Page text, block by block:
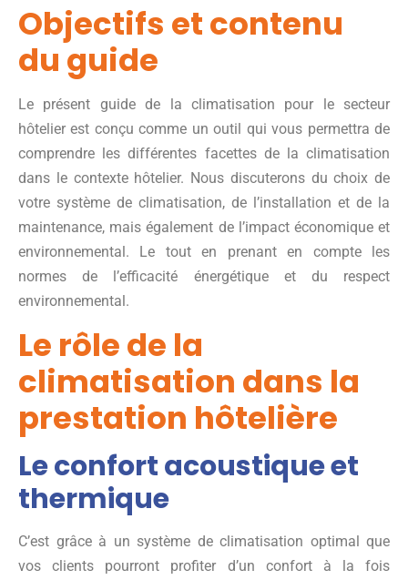
Objectifs et contenu
du guide
Le présent guide de la climatisation pour le secteur
hôtelier est conçu comme un outil qui vous permettra de
comprendre les différentes facettes de la climatisation
dans le contexte hôtelier. Nous discuterons du choix de
votre système de climatisation, de l’installation et de la
maintenance, mais également de l’impact économique et
environnemental. Le tout en prenant en compte les
normes de l’efficacité énergétique et du respect
environnemental.
Le rôle de la
climatisation dans la
prestation hôtelière
Le confort acoustique et
thermique
C’est grâce à un système de climatisation optimal que
vos clients pourront profiter d’un confort à la fois